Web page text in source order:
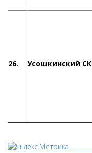
26. Усошкинский СК